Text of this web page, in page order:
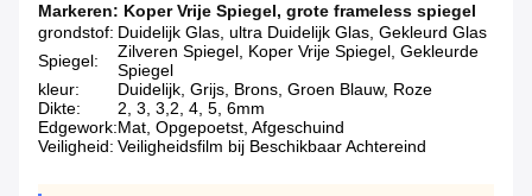
Markeren: Koper Vrije Spiegel, grote frameless spiegel
grondstof: Duidelijk Glas, ultra Duidelijk Glas, Gekleurd Glas
Spiegel:
Zilveren Spiegel, Koper Vrije Spiegel, Gekleurde
Spiegel
kleur:
Duidelijk, Grijs, Brons, Groen Blauw, Roze
Dikte:
2, 3, 3,2, 4, 5, 6mm
Edgework:Mat, Opgepoetst, Afgeschuind
Veiligheid: Veiligheidsfilm bij Beschikbaar Achtereind